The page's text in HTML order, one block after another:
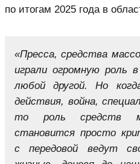
по итогам 2025 года в
«Преcса, средства
играли огромную роль
любой другой. Но
действия, война,
то роль средств
становится просто
с передовой ведут